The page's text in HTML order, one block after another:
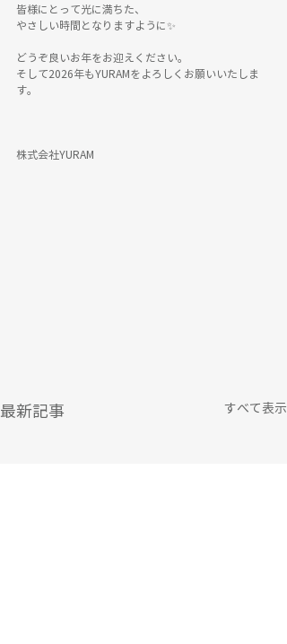
皆様にとって光に満ちた、
やさしい時間となりますように✨
どうぞ良いお年をお迎えください。
そして2026年もYURAMをよろしくお願いいたしま
す。
株式会社YURAM
最新記事 すべて表示